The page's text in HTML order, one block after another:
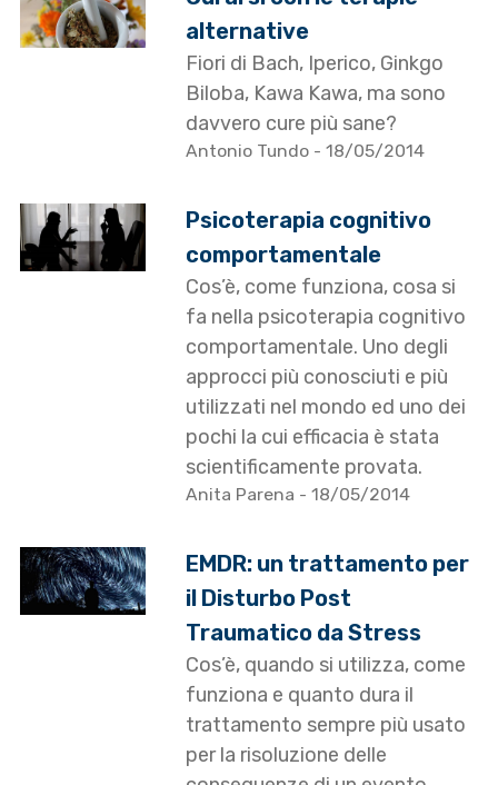
alternative
Fiori di Bach, Iperico, Ginkgo
Biloba, Kawa Kawa, ma sono
davvero cure più sane?
Antonio Tundo - 18/05/2014
Psicoterapia cognitivo
comportamentale
Cos’è, come funziona, cosa si
fa nella psicoterapia cognitivo
comportamentale. Uno degli
approcci più conosciuti e più
utilizzati nel mondo ed uno dei
pochi la cui efficacia è stata
scientificamente provata.
Anita Parena - 18/05/2014
EMDR: un trattamento per
il Disturbo Post
Traumatico da Stress
Cos’è, quando si utilizza, come
funziona e quanto dura il
trattamento sempre più usato
per la risoluzione delle